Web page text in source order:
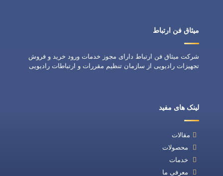
میثاق فن ارتباط
شرکت میثاق فن ارتباط دارای مجوز خدمات ورود خرید و فروش
تجهیزات رادیویی از سازمان تنظیم مقررات و ارتباطات رادیویی
لینک های مفید
مقالات
محصولات
خدمات
معرفی ما